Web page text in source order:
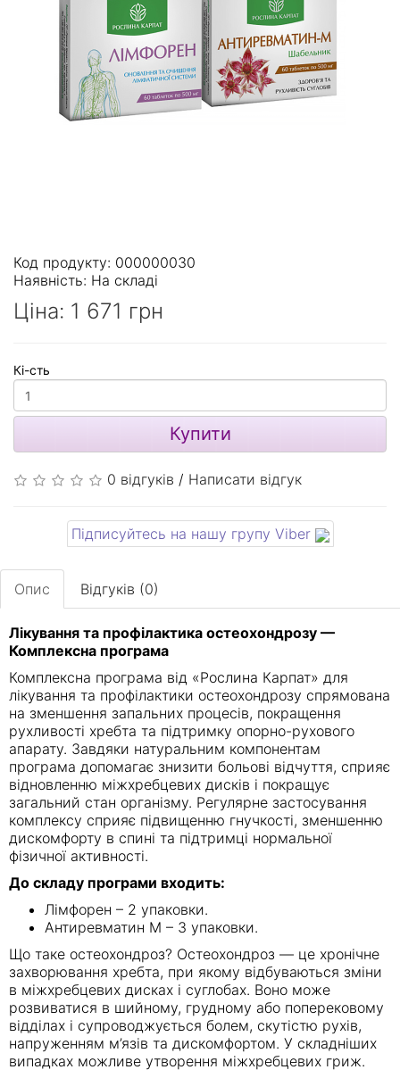
Код продукту: 000000030
Наявність: На складі
Ціна: 1 671 грн
Кі-сть
Купити
0 відгуків / Написати відгук
Підписуйтесь на нашу групу Viber
Опис Відгуків (0)
Лікування та профілактика остеохондрозу —
Комплексна програма
Комплексна програма від «Рослина Карпат» для
лікування та профілактики остеохондрозу спрямована
на зменшення запальних процесів, покращення
рухливості хребта та підтримку опорно-рухового
апарату. Завдяки натуральним компонентам
програма допомагає знизити больові відчуття, сприяє
відновленню міжхребцевих дисків і покращує
загальний стан організму. Регулярне застосування
комплексу сприяє підвищенню гнучкості, зменшенню
дискомфорту в спині та підтримці нормальної
фізичної активності.
До складу програми входить:
Лімфорен – 2 упаковки.
Антиревматин М – 3 упаковки.
Що таке остеохондроз? Остеохондроз — це хронічне
захворювання хребта, при якому відбуваються зміни
в міжхребцевих дисках і суглобах. Воно може
розвиватися в шийному, грудному або поперековому
відділах і супроводжується болем, скутістю рухів,
напруженням м’язів та дискомфортом. У складніших
випадках можливе утворення міжхребцевих гриж.